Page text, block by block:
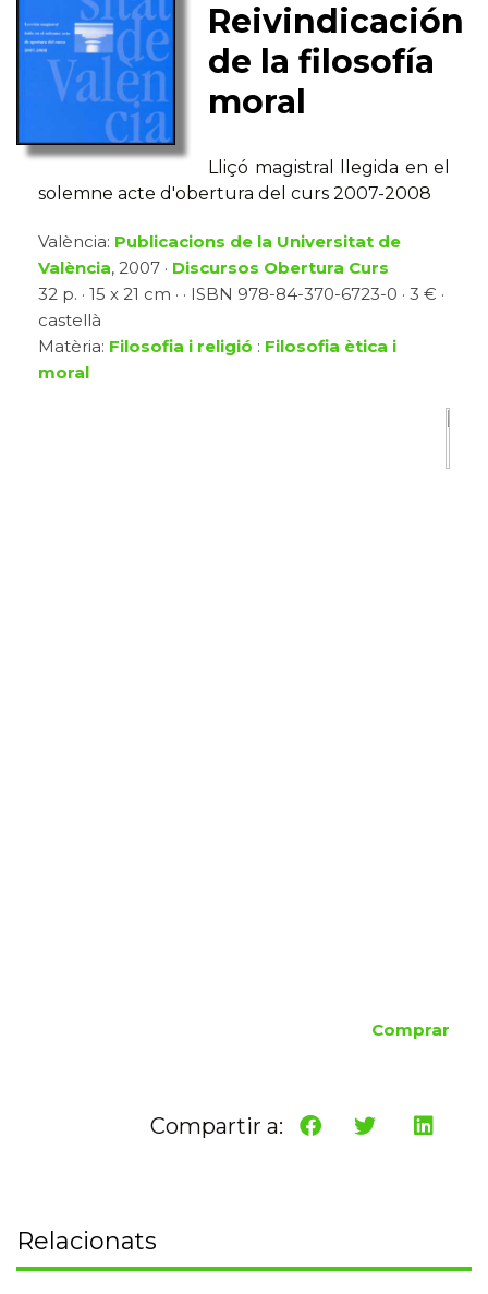
Reivindicación
de la filosofía
moral
Lliçó magistral llegida en el
solemne acte d'obertura del curs 2007-2008
València: Publicacions de la Universitat de
València, 2007 · Discursos Obertura Curs
32 p. · 15 x 21 cm · · ISBN 978-84-370-6723-0 · 3 € ·
castellà
Matèria: Filosofia i religió : Filosofia ètica i
moral
Comprar
Compartir a:
Relacionats